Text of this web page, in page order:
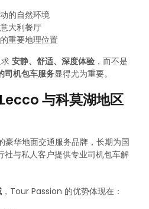
的自然环境
大利餐厅
重要地理位置
求安静、舒适、深度体验 ，而不是
司机包车服务显得尤为重要。
与科莫湖地区
豪华地面交通服务品牌，长期为国
社与私人客户提供专业司机包车解
，Tour Passion 的优势体现在：